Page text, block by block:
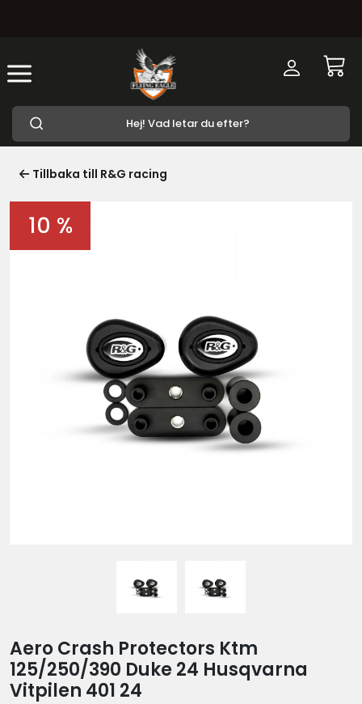
Tillbaka till R&G racing
10 %
Aero Crash Protectors Ktm
125/250/390 Duke 24 Husqvarna
Vitpilen 401 24